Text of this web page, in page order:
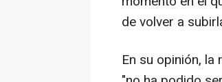
de volver a
En su opinión,